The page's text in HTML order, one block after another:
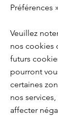
Préférences
Veuillez
nos cookies
futurs
pourront
certaines
nos
affecter